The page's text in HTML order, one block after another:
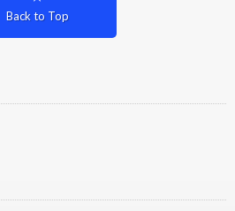
Back to Top